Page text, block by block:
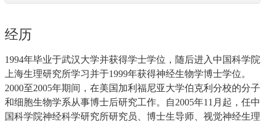
经历
1994年毕业于武汉大学并获得学士学位，随后进入中国科学院
上海生理研究所学习并于1999年获得神经生物学博士学位。
2000至2005年期间，在美国加利福尼亚大学伯克利分校的分子
和细胞生物学系从事博士后研究工作。自2005年11月起，任中
国科学院神经科学研究所研究员、博士生导师、视觉神经生理